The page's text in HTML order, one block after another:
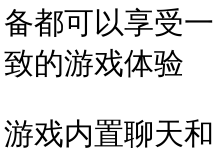
备都可以享受一
致的游戏体验
游戏内置聊天和